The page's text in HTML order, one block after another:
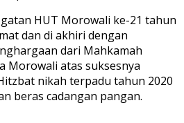
HUT Morowali ke-21 tahun
dan di akhiri dengan
dari Mahkamah
Morowali atas suksesnya
nikah terpadu tahun 2020
beras cadangan pangan.